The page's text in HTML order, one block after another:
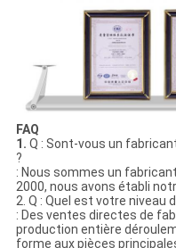
FAQ
1. Q : Sont-vous un
?
: Nous sommes un
2000, nous avons établi
2. Q : Quel est votre niveau
: Des ventes directes de
production entière
forme aux pièces